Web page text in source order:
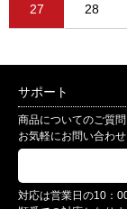
27 28
サポート
商品についてのご質
お気軽にお問い合わ
対応は営業日の10：